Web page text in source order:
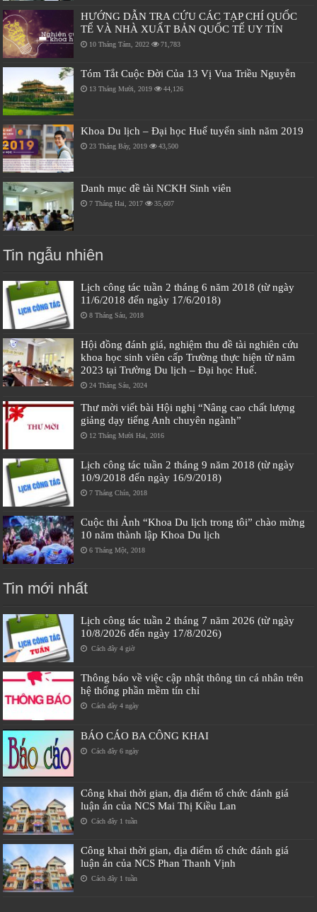
HƯỚNG DẪN TRA CỨU CÁC TẠP CHÍ QUỐC
TẾ VÀ NHÀ XUẤT BẢN QUỐC TẾ UY TÍN
10 Tháng Tám, 2022 71,783
Tóm Tắt Cuộc Đời Của 13 Vị Vua Triều Nguyễn
13 Tháng Mười, 2019 44,126
Khoa Du lịch – Đại học Huế tuyển sinh năm 2019
23 Tháng Bảy, 2019 43,500
Danh mục đề tài NCKH Sinh viên
7 Tháng Hai, 2017 35,607
Tin ngẫu nhiên
Lịch công tác tuần 2 tháng 6 năm 2018 (từ ngày
11/6/2018 đến ngày 17/6/2018)
8 Tháng Sáu, 2018
Hội đồng đánh giá, nghiệm thu đề tài nghiên cứu
khoa học sinh viên cấp Trường thực hiện từ năm
2023 tại Trường Du lịch – Đại học Huế.
24 Tháng Sáu, 2024
Thư mời viết bài Hội nghị “Nâng cao chất lượng
giảng dạy tiếng Anh chuyên ngành”
12 Tháng Mười Hai, 2016
Lịch công tác tuần 2 tháng 9 năm 2018 (từ ngày
10/9/2018 đến ngày 16/9/2018)
7 Tháng Chín, 2018
Cuộc thi Ảnh “Khoa Du lịch trong tôi” chào mừng
10 năm thành lập Khoa Du lịch
6 Tháng Một, 2018
Tin mới nhất
Lịch công tác tuần 2 tháng 7 năm 2026 (từ ngày
10/8/2026 đến ngày 17/8/2026)
Cách đây 4 giờ
Thông báo về việc cập nhật thông tin cá nhân trên
hệ thống phần mềm tín chỉ
Cách đây 4 ngày
BÁO CÁO BA CÔNG KHAI
Cách đây 6 ngày
Công khai thời gian, địa điểm tổ chức đánh giá
luận án của NCS Mai Thị Kiều Lan
Cách đây 1 tuần
Công khai thời gian, địa điểm tổ chức đánh giá
luận án của NCS Phan Thanh Vịnh
Cách đây 1 tuần